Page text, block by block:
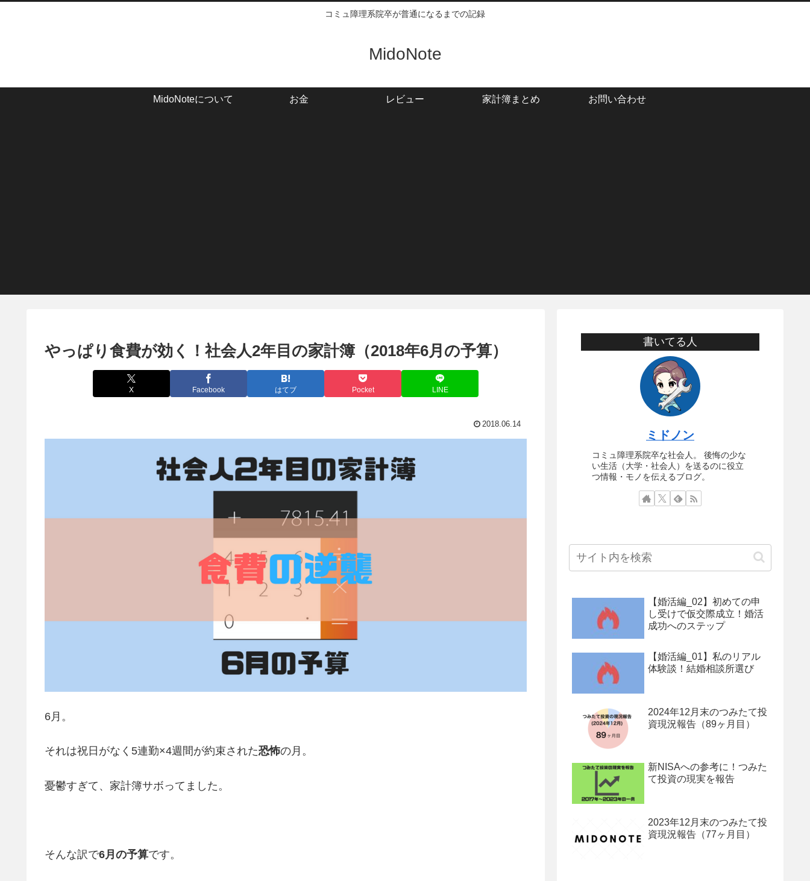
コミュ障理系院卒が普通になるまでの記録
MidoNote
MidoNoteについて お金 レビュー 家計簿まとめ お問い合わせ
やっぱり食費が効く！社会人2年目の家計簿（2018年6月の予算）
X Facebook はてブ Pocket LINE
2018.06.14
6月。
それは祝日がなく5連勤×4週間が約束された恐怖の月。
憂鬱すぎて、家計簿サボってました。
そんな訳で6月の予算です。
書いてる人
ミドノン
コミュ障理系院卒な社会人。 後悔の少な
い生活（大学・社会人）を送るのに役立
つ情報・モノを伝えるブログ。
【婚活編_02】初めての申
し受けで仮交際成立！婚活
成功へのステップ
【婚活編_01】私のリアル
体験談！結婚相談所選び
2024年12月末のつみたて投
資現況報告（89ヶ月目）
新NISAへの参考に！つみた
て投資の現実を報告
2023年12月末のつみたて投
資現況報告（77ヶ月目）